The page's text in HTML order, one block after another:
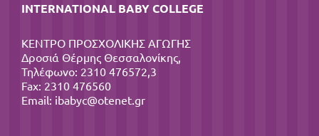
INTERNATIONAL BABY COLLEGE
ΚΕΝΤΡΟ ΠΡΟΣΧΟΛΙΚΗΣ ΑΓΩΓΗΣ
Δροσιά Θέρμης Θεσσαλονίκης,
Τηλέφωνο: 2310 476572,3
Fax: 2310 476560
Email: ibabyc@otenet.gr